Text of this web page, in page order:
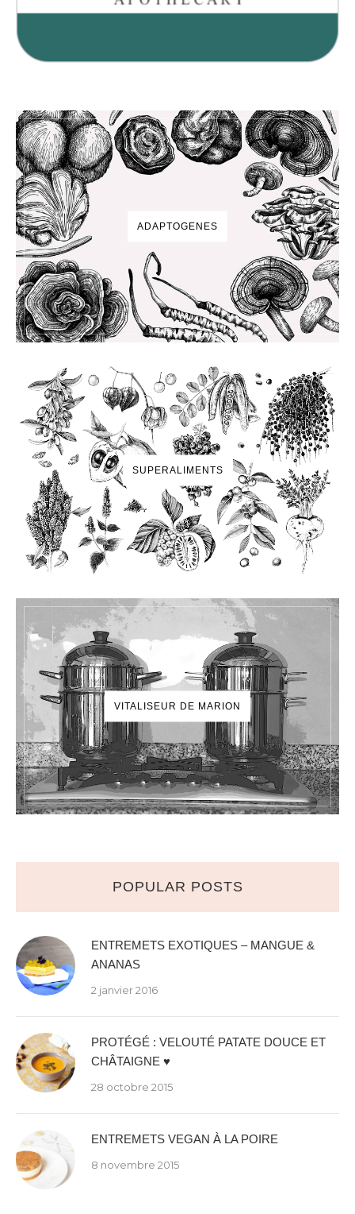
ADAPTOGENES
SUPERALIMENTS
VITALISEUR DE MARION
POPULAR POSTS
ENTREMETS EXOTIQUES – MANGUE &
ANANAS
2 janvier 2016
PROTÉGÉ : VELOUTÉ PATATE DOUCE ET
CHÂTAIGNE ♥
28 octobre 2015
ENTREMETS VEGAN À LA POIRE
8 novembre 2015